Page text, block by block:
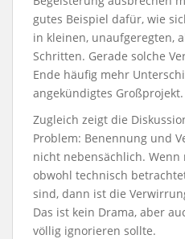
gutes Beispiel dafür, wie
in kleinen, unaufgeregten,
Schritten. Gerade solche
Ende häufig mehr
angekündigtes Großprojekt.
Zugleich zeigt die
Problem: Benennung und
nicht nebensächlich. Wenn
obwohl technisch
sind, dann ist die
Das ist kein Drama, aber
völlig ignorieren sollte.